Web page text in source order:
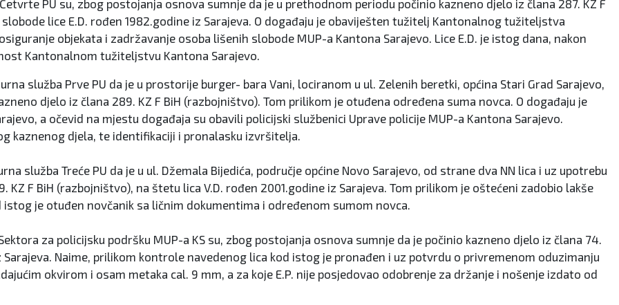
PU su, zbog postojanja osnova sumnje da je u prethodnom periodu počinio kazneno djelo iz člana 287. KZ F
slobode lice E.D. rođen 1982.godine iz Sarajeva. O događaju je obaviješten tužitelj Kantonalnog tužiteljstva
objekata i zadržavanje osoba lišenih slobode MUP-a Kantona Sarajevo. Lice E.D. je istog dana, nakon
Kantonalnom tužiteljstvu Kantona Sarajevo.
služba Prve PU da je u prostorije burger- bara Vani, lociranom u ul. Zelenih beretki, općina Stari Grad Sarajevo,
djelo iz člana 289. KZ F BiH (razbojništvo). Tom prilikom je otuđena određena suma novca. O događaju je
a očevid na mjestu događaja su obavili policijski službenici Uprave policije MUP-a Kantona Sarajevo.
kaznenog djela, te identifikaciji i pronalasku izvršitelja.
služba Treće PU da je u ul. Džemala Bijedića, područje općine Novo Sarajevo, od strane dva NN lica i uz upotrebu
F BiH (razbojništvo), na štetu lica V.D. rođen 2001.godine iz Sarajeva. Tom prilikom je oštećeni zadobio lakše
je otuđen novčanik sa ličnim dokumentima i određenom sumom novca.
za policijsku podršku MUP-a KS su, zbog postojanja osnova sumnje da je počinio kazneno djelo iz člana 74.
Sarajeva. Naime, prilikom kontrole navedenog lica kod istog je pronađen i uz potvrdu o privremenom oduzimanju
okvirom i osam metaka cal. 9 mm, a za koje E.P. nije posjedovao odobrenje za držanje i nošenje izdato od